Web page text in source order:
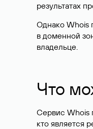
результатах
Однако Whois
в доменной
владельце.
Что
Сервис Whois
кто является